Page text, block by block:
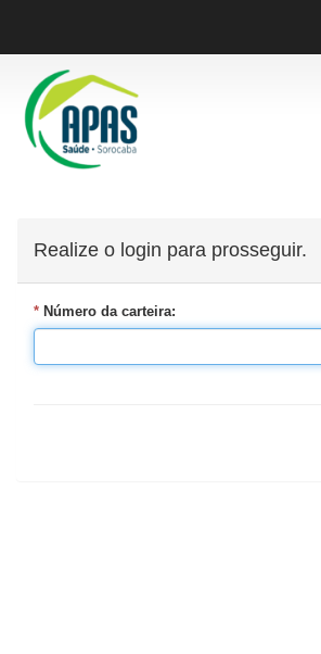
Realize o login para prosseguir.
* Número da carteira: